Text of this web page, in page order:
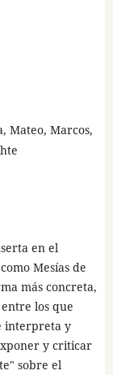
Mateo, Marcos,
en el
Mesías de
más concreta,
los que
interpreta y
y criticar
sobre el